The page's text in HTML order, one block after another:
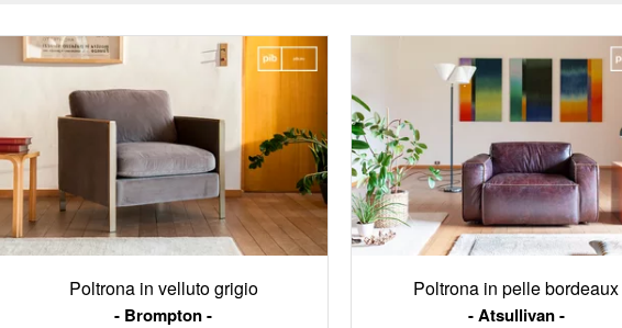
Poltrona in velluto grigio
Brompton
Poltrona in pelle bordeaux
Atsullivan